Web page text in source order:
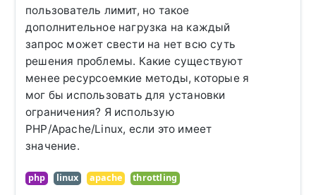
пользователь лимит, но такое
дополнительное нагрузка на каждый
запрос может свести на нет всю суть
решения проблемы. Какие существуют
менее ресурсоемкие методы, которые я
мог бы использовать для установки
ограничения? Я использую
PHP/Apache/Linux, если это имеет
значение.
php linux apache throttling